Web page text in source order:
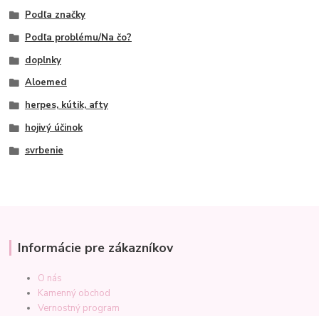
Podľa značky
Podľa problému/Na čo?
doplnky
Aloemed
herpes, kútik, afty
hojivý účinok
svrbenie
Informácie pre zákazníkov
O nás
Kamenný obchod
Vernostný program